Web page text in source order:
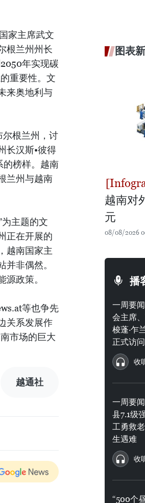
家主席武文
根兰州州长
年实现碳
重要性。文
来奥地利与
尔根兰州，讨
长汉斯•彼得
的榜样。越南
兰州与越南
主题的文
正在开展的
越南国家主
非偶然。
政策。
等也争先
关系发展作
市场的巨大
越通社
图表
越南对
元
08/08/2026
播
一周要
会主席
梭蓬·乍
正式访问
收
一周要
县7.1级
工勇救
生遇难
收
“500个